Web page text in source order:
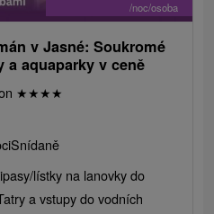
/noc/osoba
v Jasné: Soukromé
aquaparky v ceně
★★★★
Snídaně
lístky na lanovky do
a vstupy do vodních